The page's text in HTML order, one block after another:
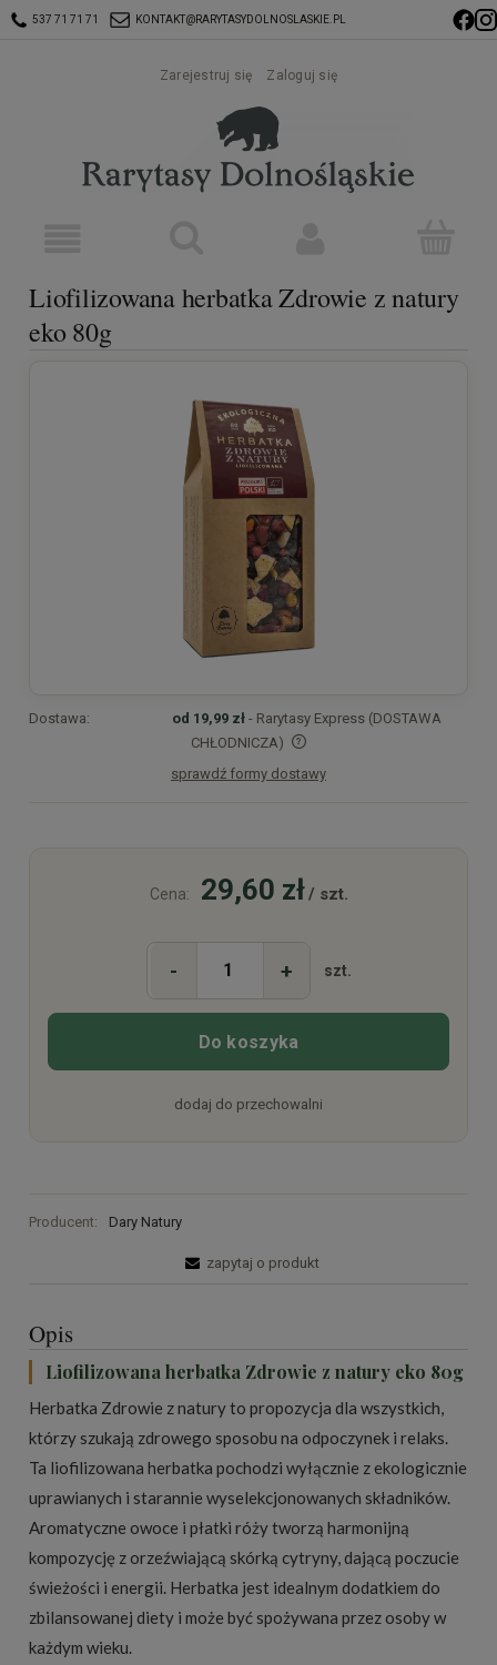
537 71 71 71 KONTAKT@RARYTASYDOLNOSLASKIE.PL
Zarejestruj się Zaloguj się
Liofilizowana herbatka Zdrowie z natury
eko 80g
Dostawa: od 19,99 zł - Rarytasy Express (DOSTAWA
CHŁODNICZA)
Cena nie zawiera ewentualnych kosztów płatności
sprawdź formy dostawy
Cena: 29,60 zł/ szt.
- + szt.
Do koszyka
dodaj do przechowalni
Producent: Dary Natury
zapytaj o produkt
Opis
Liofilizowana herbatka Zdrowie z natury eko 80g
Herbatka Zdrowie z natury to propozycja dla wszystkich,
którzy szukają zdrowego sposobu na odpoczynek i relaks.
Ta liofilizowana herbatka pochodzi wyłącznie z ekologicznie
uprawianych i starannie wyselekcjonowanych składników.
Aromatyczne owoce i płatki róży tworzą harmonijną
kompozycję z orzeźwiającą skórką cytryny, dającą poczucie
świeżości i energii. Herbatka jest idealnym dodatkiem do
zbilansowanej diety i może być spożywana przez osoby w
każdym wieku.